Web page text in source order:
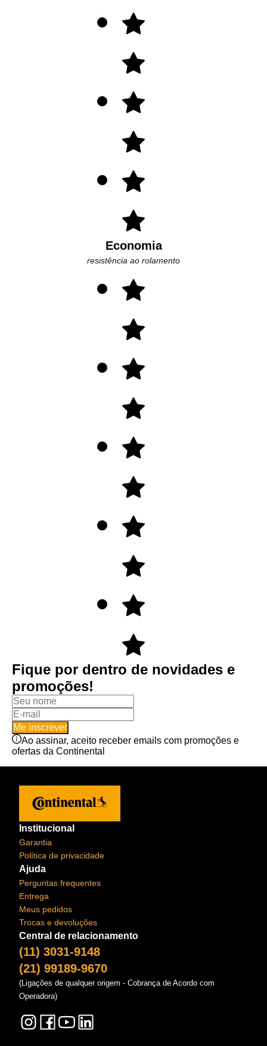
Economia
resistência ao rolamento
Fique por dentro de novidades e
promoções!
Me inscrever
Ao assinar, aceito receber emails com promoções e
ofertas da Continental
Institucional
Garantia
Política de privacidade
Ajuda
Perguntas frequentes
Entrega
Meus pedidos
Trocas e devoluções
Central de relacionamento
(11) 3031-9148
(21) 99189-9670
(Ligações de qualquer origem - Cobrança de Acordo com
Operadora)